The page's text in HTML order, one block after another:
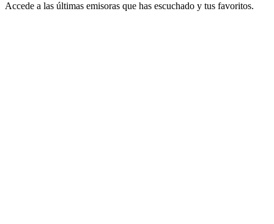
Accede a las últimas emisoras que has escuchado y tus favoritos.